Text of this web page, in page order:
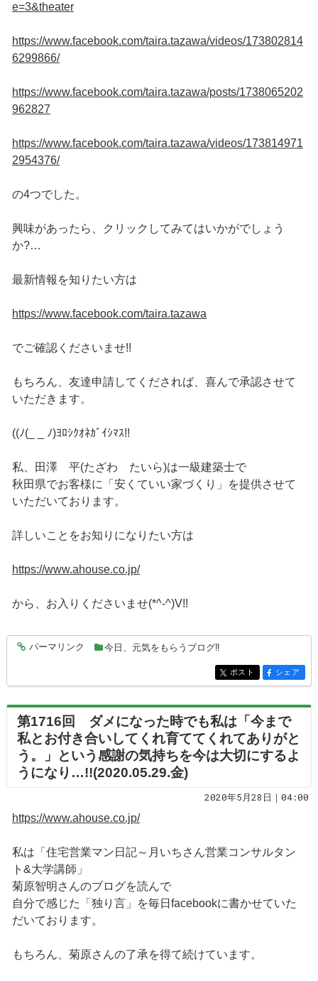
e=3&theater
https://www.facebook.com/taira.tazawa/videos/173802814
6299866/
https://www.facebook.com/taira.tazawa/posts/1738065202
962827
https://www.facebook.com/taira.tazawa/videos/173814971
2954376/
の4つでした。
興味があったら、クリックしてみてはいかがでしょう
か?…
最新情報を知りたい方は
https://www.facebook.com/taira.tazawa
でご確認くださいませ!!
もちろん、友達申請してくだされば、喜んで承認させて
いただきます。
((ﾉ(_ _ ﾉ)ﾖﾛｼｸｵﾈｶﾞｲｼﾏｽ!!
私、田澤 平(たざわ たいら)は一級建築士で
秋田県でお客様に「安くていい家づくり」を提供させて
いただいております。
詳しいことをお知りになりたい方は
https://www.ahouse.co.jp/
から、お入りくださいませ(*^-^)V!!
entry3588
パーマリンク 今日、元気をもらうブログ‼
entry3588
ポスト entry3588
シェア
第1716回 ダメになった時でも私は「今まで
私とお付き合いしてくれ育ててくれてありがと
う。」という感謝の気持ちを今は大切にするよ
うになり…!!(2020.05.29.金)
2020年5月28日｜04:00
https://www.ahouse.co.jp/
私は「住宅営業マン日記～月いちさん営業コンサルタン
ト&大学講師」
菊原智明さんのブログを読んで
自分で感じた「独り言」を毎日facebookに書かせていた
だいております。
もちろん、菊原さんの了承を得て続けています。